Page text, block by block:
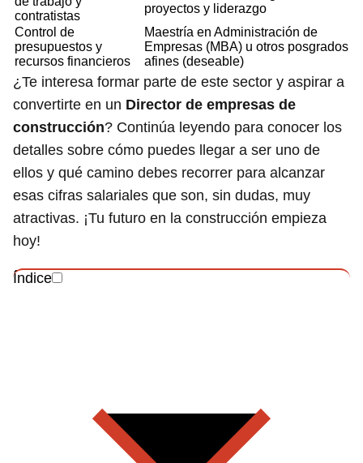
contratistas
proyectos y liderazgo
Control de
presupuestos y
recursos financieros
Maestría en Administración de
Empresas (MBA) u otros posgrados
afines (deseable)
¿Te interesa formar parte de este sector y aspirar a
convertirte en un Director de empresas de
construcción? Continúa leyendo para conocer los
detalles sobre cómo puedes llegar a ser uno de
ellos y qué camino debes recorrer para alcanzar
esas cifras salariales que son, sin dudas, muy
atractivas. ¡Tu futuro en la construcción empieza
hoy!
Índice